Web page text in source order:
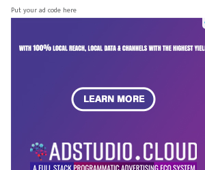
Put your ad code here